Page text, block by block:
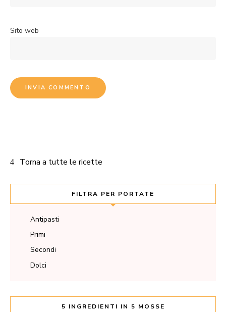
Sito web
Torna a tutte le ricette
FILTRA PER PORTATE
Antipasti
Primi
Secondi
Dolci
5 INGREDIENTI IN 5 MOSSE